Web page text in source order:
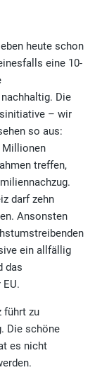
heute schon
eine 10-
Die
– wir
so aus:
Millionen
treffen,
darf zehn
Ansonsten
ein allfällig
das
führt zu
Die schöne
es nicht